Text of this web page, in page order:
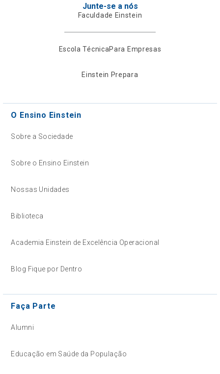
Junte-se a nós
Faculdade Einstein
Escola TécnicaPara Empresas
Einstein Prepara
O Ensino Einstein
Sobre a Sociedade
Sobre o Ensino Einstein
Nossas Unidades
Biblioteca
Academia Einstein de Excelência Operacional
Blog Fique por Dentro
Faça Parte
Alumni
Educação em Saúde da População